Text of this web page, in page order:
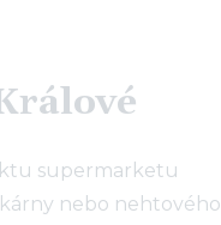
supermarketu
nebo nehtového